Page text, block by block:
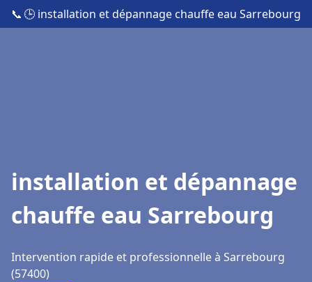
📞 🕒 installation et dépannage chauffe eau Sarrebourg
installation et dépannage
chauffe eau Sarrebourg
Intervention rapide et professionnelle à Sarrebourg
(57400)